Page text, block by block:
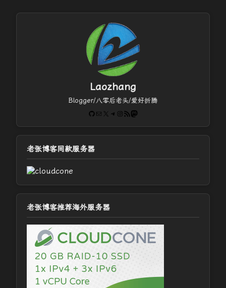
Laozhang
Blogger/八零后老头/爱好折腾
GitHub
电子邮件 X Telegram
Instagram
RSS FeedMastodon
老张博客同款服务器
老张博客推荐海外服务器